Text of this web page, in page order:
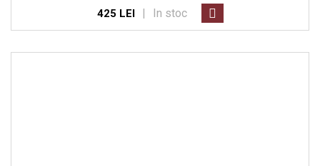
425 LEI In stoc